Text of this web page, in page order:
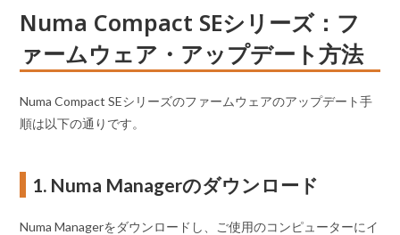
Numa Compact SEシリーズ：フ
ァームウェア・アップデート方法
Numa Compact SEシリーズのファームウェアのアップデート手
順は以下の通りです。
1. Numa Managerのダウンロード
Numa Managerをダウンロードし、ご使用のコンピューターにイ